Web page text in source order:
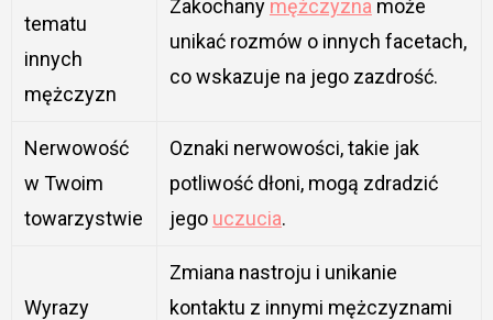
tematu
innych
mężczyzn
Zakochany mężczyzna może
unikać rozmów o innych facetach,
co wskazuje na jego zazdrość.
Nerwowość
w Twoim
towarzystwie
Oznaki nerwowości, takie jak
potliwość dłoni, mogą zdradzić
jego uczucia.
Wyrazy
Zmiana nastroju i unikanie
kontaktu z innymi mężczyznami